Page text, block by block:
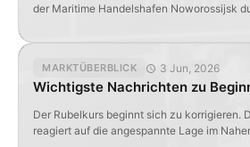
der Maritime Handelshafen Noworossijsk
MARKTÜBERBLICK 3 Jun, 2026
Wichtigste Nachrichten zu
Der Rubelkurs beginnt sich zu korrigieren.
reagiert auf die angespannte Lage im